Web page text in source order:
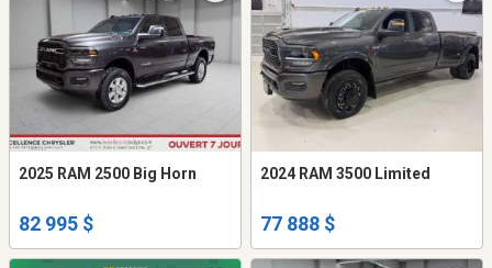
2025 RAM 2500 Big Horn
82 995 $
2024 RAM 3500 Limited
77 888 $